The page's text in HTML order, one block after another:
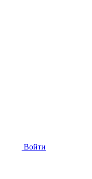
Войти